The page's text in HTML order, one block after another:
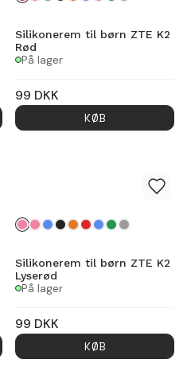
Silikonerem til børn ZTE K2
Rød
På lager
99 DKK
KØB
Silikonerem til børn ZTE K2
Lyserød
På lager
99 DKK
KØB